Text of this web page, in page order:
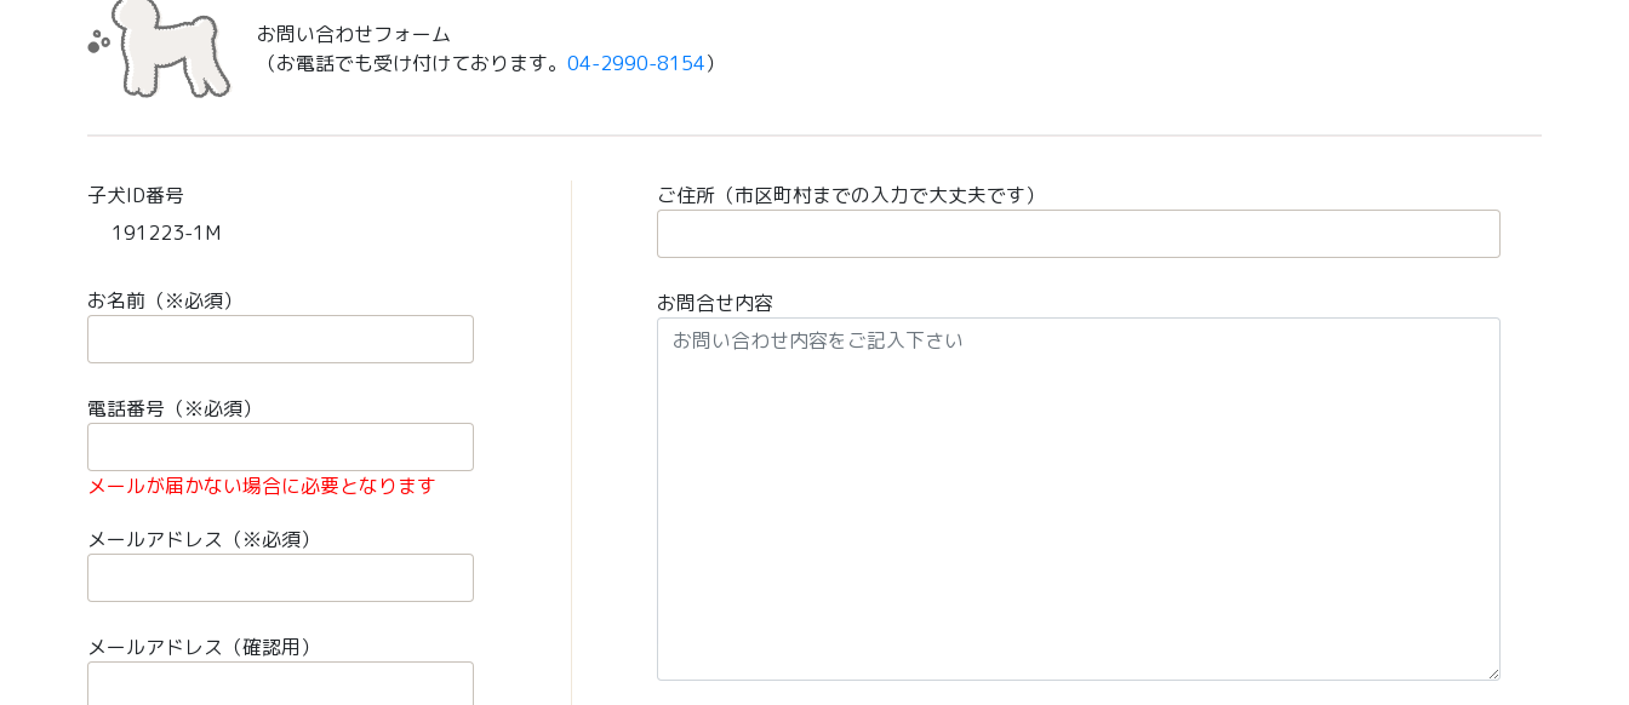
お問い合わせフォーム
（お電話でも受け付けております。04-2990-8154）
子犬ID番号
191223-1M
お名前（※必須）
電話番号（※必須）
メールが届かない場合に必要となります
メールアドレス（※必須）
メールアドレス（確認用）
ご住所（市区町村までの入力で大丈夫です）
お問合せ内容